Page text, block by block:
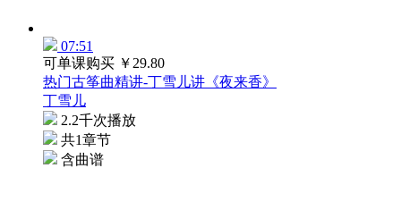
07:51
可单课购买 ￥29.80
热门古筝曲精讲-丁雪儿讲《夜来香》
丁雪儿
2.2千次播放
共1章节
含曲谱